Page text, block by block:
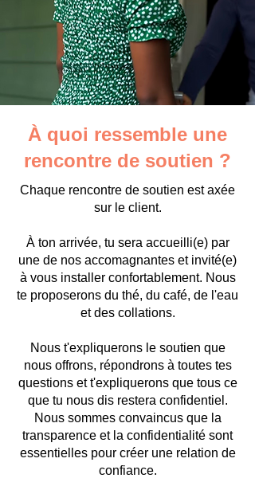
À quoi ressemble une
rencontre de soutien ?
Chaque rencontre de soutien est axée
sur le client.
À ton arrivée, tu sera accueilli(e) par
une de nos accomagnantes et invité(e)
à vous installer confortablement. Nous
te proposerons du thé, du café, de l'eau
et des collations.
Nous t'expliquerons le soutien que
nous offrons, répondrons à toutes tes
questions et t'expliquerons que tous ce
que tu nous dis restera confidentiel.
Nous sommes convaincus que la
transparence et la confidentialité sont
essentielles pour créer une relation de
confiance.